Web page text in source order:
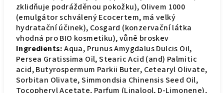
zklidňuje podrážděnou pokožku), Olivem 1000
(emulgátor schválený Ecocertem, má velký
hydratační účinek), Cosgard (konzervační látka
vhodná pro BIO kosmetiku), vůně broskev
Ingredients:Aqua, Prunus Amygdalus Dulcis Oil,
Persea Gratissima Oil, Stearic Acid (and) Palmitic
acid, Butyrospermum Parkii Buter, Cetearyl Olivate,
Sorbitan Olivate, Simmondsia Chinensis Seed Oil,
Tocopheryl Acetate, Parfum (Linalool, D-Limonene),